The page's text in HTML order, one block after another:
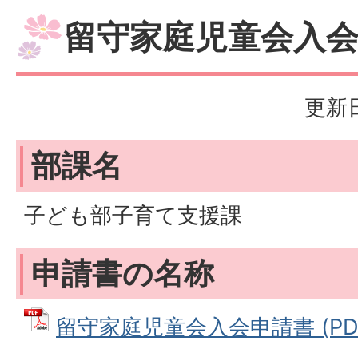
留守家庭児童会入
更新
部課名
子ども部子育て支援課
申請書の名称
留守家庭児童会入会申請書